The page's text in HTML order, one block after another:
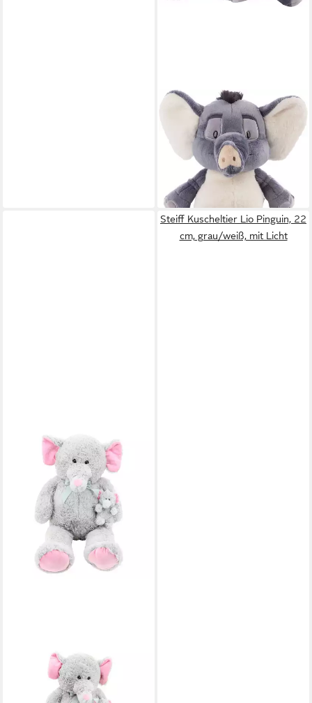
Kuscheltier Wild Friends,
Elefant El-Flora, 50 cm
schlenkernd
ab 49,72 €
lieferbar - in 8-10 Werktagen bei
dir
SWEETY-TOYS
Kuscheltier Sweety Toys
10394 Elefant Kuscheltier
Steiff Kuscheltier Lio Pinguin, 22
cm, grau/weiß, mit Licht